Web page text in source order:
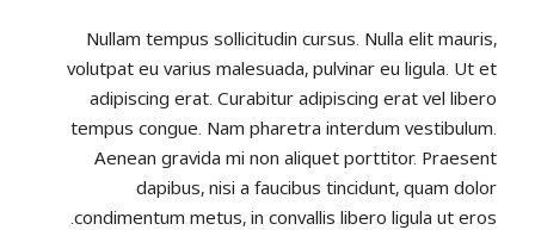
Nullam tempus sollicitudin cursus. Nulla elit mauris,
volutpat eu varius malesuada, pulvinar eu ligula. Ut et
adipiscing erat. Curabitur adipiscing erat vel libero
tempus congue. Nam pharetra interdum vestibulum.
Aenean gravida mi non aliquet porttitor. Praesent
dapibus, nisi a faucibus tincidunt, quam dolor
condimentum metus, in convallis libero ligula ut eros.